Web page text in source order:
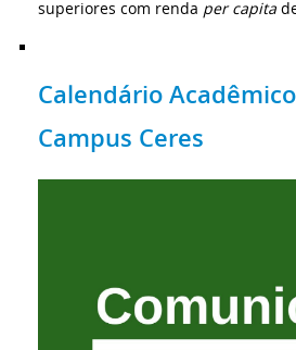
superiores com renda per capita
Calendário
Campus Ceres